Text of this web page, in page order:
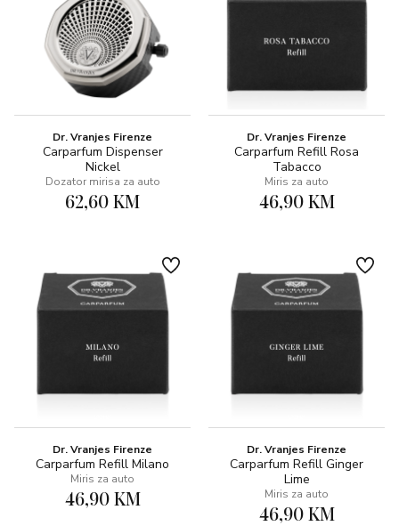
Dr. Vranjes Firenze
Carparfum Dispenser
Nickel
Dozator mirisa za auto
62,60 KM
Dr. Vranjes Firenze
Carparfum Refill Rosa
Tabacco
Miris za auto
46,90 KM
Dr. Vranjes Firenze
Carparfum Refill Milano
Miris za auto
46,90 KM
Dr. Vranjes Firenze
Carparfum Refill Ginger
Lime
Miris za auto
46,90 KM